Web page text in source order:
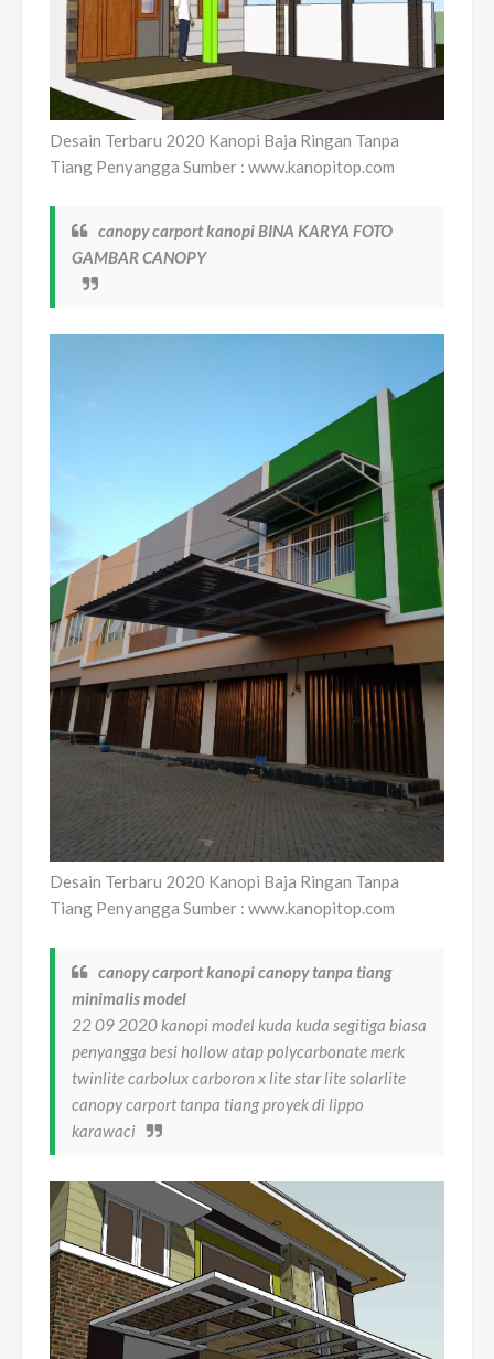
Desain Terbaru 2020 Kanopi Baja Ringan Tanpa
Tiang Penyangga Sumber : www.kanopitop.com
canopy carport kanopi BINA KARYA FOTO
GAMBAR CANOPY
Desain Terbaru 2020 Kanopi Baja Ringan Tanpa
Tiang Penyangga Sumber : www.kanopitop.com
canopy carport kanopi canopy tanpa tiang
minimalis model
22 09 2020 kanopi model kuda kuda segitiga biasa
penyangga besi hollow atap polycarbonate merk
twinlite carbolux carboron x lite star lite solarlite
canopy carport tanpa tiang proyek di lippo
karawaci